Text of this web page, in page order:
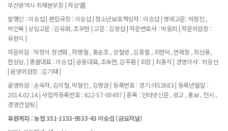
부산광역시 취재본부장 | 차상열|
발행인 : 이승섭 | 편집국장 : 이승섭 | 청소년보호책임자 : 이승섭 | 명예고문: 박정진 ,
박인복 | 상임고문 : 김유화, 조우현 | 고문 : 김광섭 | 자문변호사 : 박웅희 | 자문위원장 :
유완식 |
자문위원 : 박창석 정연화 , 하병철 , 홍순조 , 양철영 , 김종필 , 최현덕, 연제창 , 최선용,
한상담, | 총괄대표 : 이승섭 | 공동대표, 조숙현, 김주환 | 회장 | 최홍석 | 경영이사 : 허응선
| 운영위원장 : 김기태 |
운영위원 : 손옥자, 김의철, 박형진 , 김명권 | 등록번호 : 경기.아52683 | 등록년월일 :
2014.02.14 | 사업자등록번호 : 622-57-00497 | 종목 : 인터넷신문 , 광고 , 홍보 , 전시 ,
경영컨설팅 |
후원계좌 : 농협 351-1153-9533-43 이승섭 (금요저널)